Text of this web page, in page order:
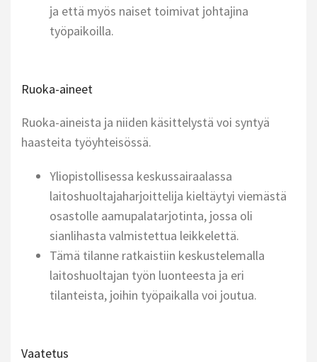
ja että myös naiset toimivat johtajina
työpaikoilla.
Ruoka-aineet
Ruoka-aineista ja niiden käsittelystä voi syntyä
haasteita työyhteisössä.
Yliopistollisessa keskussairaalassa
laitoshuoltajaharjoittelija kieltäytyi viemästä
osastolle aamupalatarjotinta, jossa oli
sianlihasta valmistettua leikkelettä.
Tämä tilanne ratkaistiin keskustelemalla
laitoshuoltajan työn luonteesta ja eri
tilanteista, joihin työpaikalla voi joutua.
Vaatetus